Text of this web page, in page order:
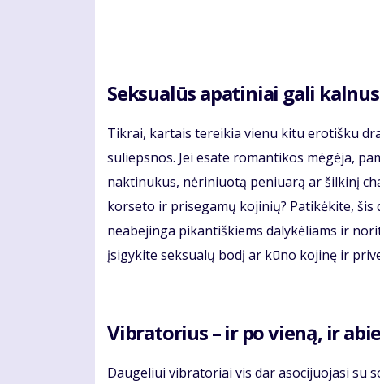
Seksualūs apatiniai gali
Tikrai, kartais tereikia vienu kitu erotišku
suliepsnos. Jei esate romantikos mėgėja,
naktinukus, nėriniuotą peniuarą ar šilkinį
korseto ir prisegamų kojinių? Patikėkite,
neabejinga pikantiškiems dalykėliams ir
įsigykite seksualų bodį ar kūno kojinę ir
Vibratorius – ir po vieną, ir
Daugeliui vibratoriai vis dar asocijuojasi su